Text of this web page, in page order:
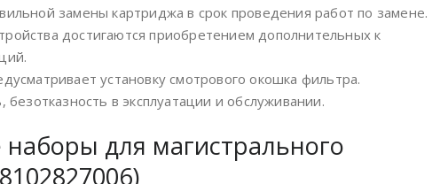
замены картриджа в срок проведения работ по замене.
достигаются приобретением дополнительных к
установку смотрового окошка фильтра.
в эксплуатации и обслуживании.
для магистрального